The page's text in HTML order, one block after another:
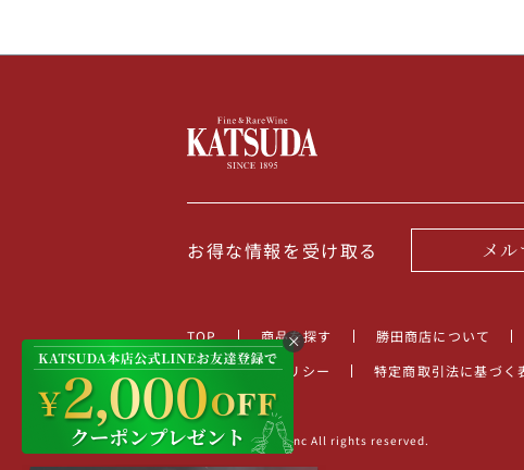
お得な情報を受け取る メ
TOP 商品を探す 勝田商店について
プライバシーポリシー
特定商取引法に基づく
©2022 KATSUDA.inc All rights reserved.